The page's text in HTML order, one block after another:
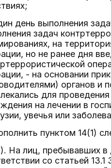
день выполнения
задач
на
но не ранее дня
- на основании
органов и
для
на лечении в
увечья или
пунктом 14(1)
На лиц, пребывавших
со статьей